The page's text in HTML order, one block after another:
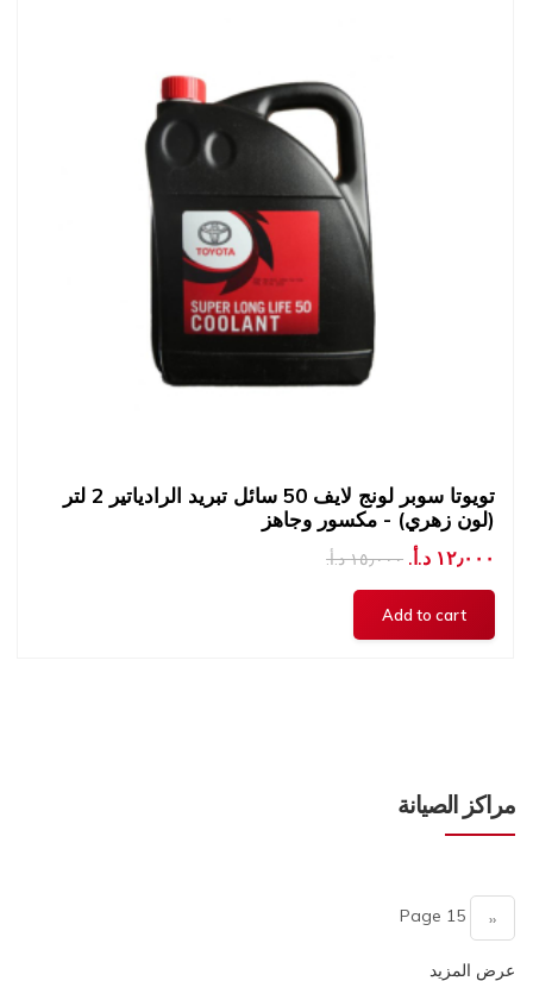
تويوتا سوبر لونج لايف 50 سائل تبريد الرادياتير 2 لتر
(لون زهري) - مكسور وجاهز
١٥٫٠٠٠ د.أ.‏ ١٢٫٠٠٠ د.أ.‏
مراكز الصيانة
Pagination
Previous
page
Page 15
عرض المزيد